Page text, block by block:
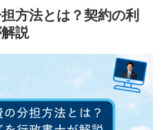
方法とは？契約の利
説